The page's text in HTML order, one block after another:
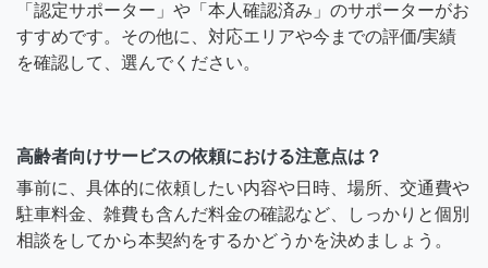
「認定サポーター」や「本人確認済み」のサポーターがお
すすめです。その他に、対応エリアや今までの評価/実績
を確認して、選んでください。
高齢者向けサービスの依頼における注意点は？
事前に、具体的に依頼したい内容や日時、場所、交通費や
駐車料金、雑費も含んだ料金の確認など、しっかりと個別
相談をしてから本契約をするかどうかを決めましょう。